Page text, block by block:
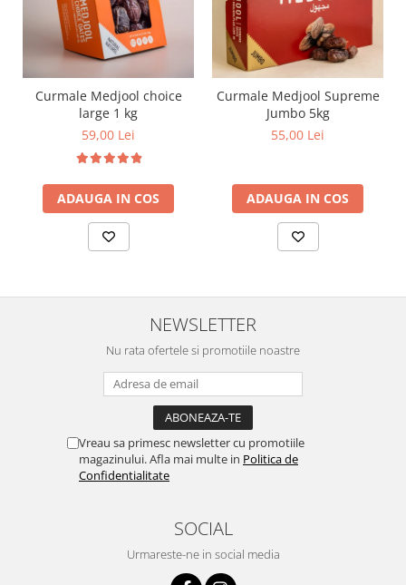
Curmale Medjool choice
large 1 kg
59,00 Lei
ADAUGA IN COS
Curmale Medjool Supreme
Jumbo 5kg
55,00 Lei
ADAUGA IN COS
NEWSLETTER
Nu rata ofertele si promotiile noastre
Vreau sa primesc newsletter cu promotiile
magazinului. Afla mai multe in Politica de
Confidentialitate
SOCIAL
Urmareste-ne in social media